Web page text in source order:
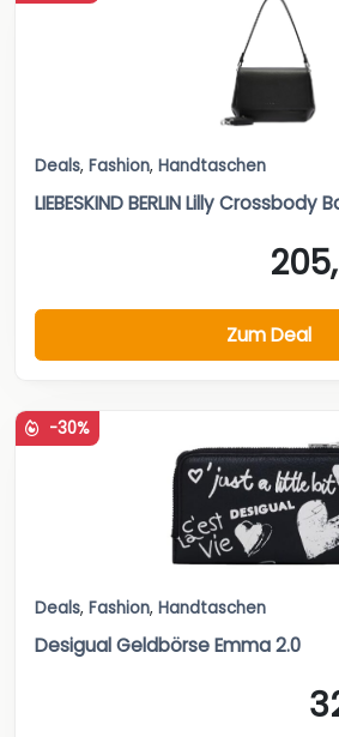
Deals, Fashion, Handtaschen
LIEBESKIND BERLIN Lilly Crossbody
Zum Deal
-30%
Deals, Fashion, Handtaschen
Desigual Geldbörse Emma 2.0